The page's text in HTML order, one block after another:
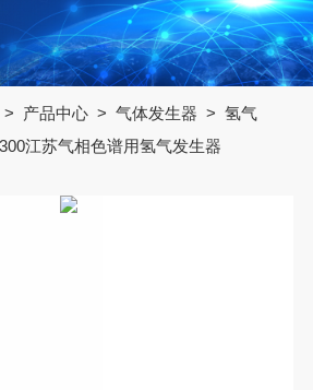
产品中心> 气体发生器 > 氢气
江苏气相色谱用氢气发生器